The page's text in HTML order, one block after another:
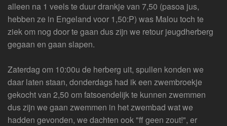
alleen na 1 veels te duur drankje van 7,50 (pasoa jus,
hebben ze in Engeland voor 1,50:P) was Malou toch te
ziek om nog door te gaan dus zijn we retour jeugdherberg
gegaan en gaan slapen.
Zaterdag om 10:00u de herberg uit, spullen konden we
daar laten staan, donderdags had ik een zwembroekje
gekocht van 2,50 om fatsoendelijk te kunnen zwemmen
dus zijn we gaan zwemmen in het zwembad wat we
hadden gevonden, we dachten ook "ff geen zout!", er